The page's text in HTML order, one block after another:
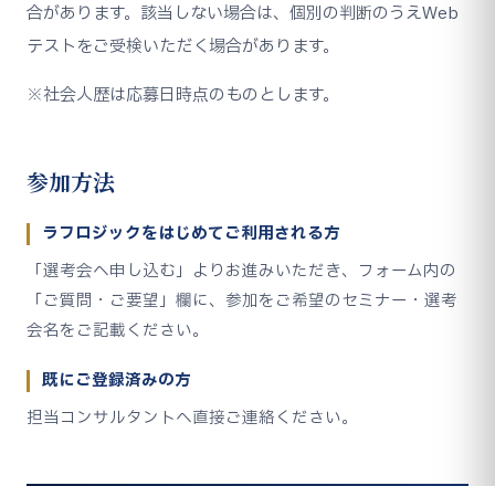
合があります。該当しない場合は、個別の判断のうえWeb
テストをご受検いただく場合があります。
※社会人歴は応募日時点のものとします。
参加方法
ラフロジックをはじめてご利用される方
「選考会へ申し込む」よりお進みいただき、フォーム内の
「ご質問・ご要望」欄に、参加をご希望のセミナー・選考
会名をご記載ください。
既にご登録済みの方
担当コンサルタントへ直接ご連絡ください。